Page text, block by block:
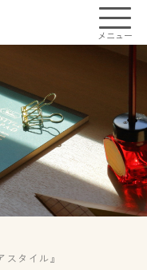
メニュー
タイル』